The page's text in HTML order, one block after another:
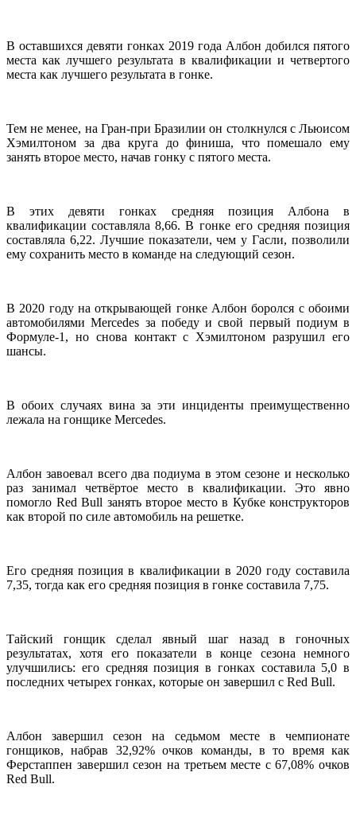
В оставшихся девяти гонках 2019 года Албон добился пятого
места как лучшего результата в квалификации и четвертого
места как лучшего результата в гонке.
Тем не менее, на Гран-при Бразилии он столкнулся с Льюисом
Хэмилтоном за два круга до финиша, что помешало ему
занять второе место, начав гонку с пятого места.
В этих девяти гонках средняя позиция Албона в
квалификации составляла 8,66. В гонке его средняя позиция
составляла 6,22. Лучшие показатели, чем у Гасли, позволили
ему сохранить место в команде на следующий сезон.
В 2020 году на открывающей гонке Албон боролся с обоими
автомобилями Mercedes за победу и свой первый подиум в
Формуле-1, но снова контакт с Хэмилтоном разрушил его
шансы.
В обоих случаях вина за эти инциденты преимущественно
лежала на гонщике Mercedes.
Албон завоевал всего два подиума в этом сезоне и несколько
раз занимал четвёртое место в квалификации. Это явно
помогло Red Bull занять второе место в Кубке конструкторов
как второй по силе автомобиль на решетке.
Его средняя позиция в квалификации в 2020 году составила
7,35, тогда как его средняя позиция в гонке составила 7,75.
Тайский гонщик сделал явный шаг назад в гоночных
результатах, хотя его показатели в конце сезона немного
улучшились: его средняя позиция в гонках составила 5,0 в
последних четырех гонках, которые он завершил с Red Bull.
Албон завершил сезон на седьмом месте в чемпионате
гонщиков, набрав 32,92% очков команды, в то время как
Ферстаппен завершил сезон на третьем месте с 67,08% очков
Red Bull.